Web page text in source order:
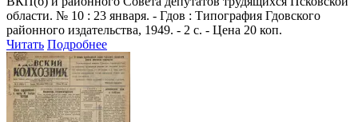
области. № 10 : 23 января. - Гдов : Типография Гдовского
районного издательства, 1949. - 2 с. - Цена 20 коп.
Читать Подробнее